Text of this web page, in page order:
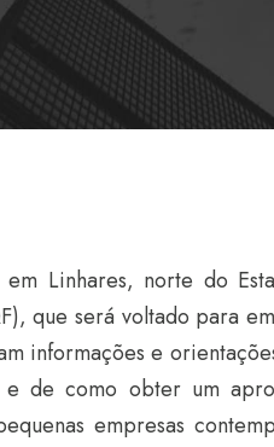
em Linhares, norte do
que será voltado para
informações e
de como obter um
empresas